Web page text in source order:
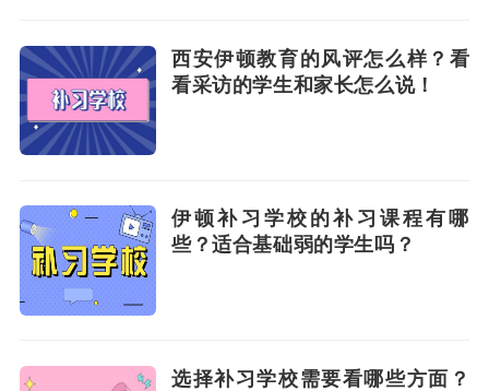
西安伊顿教育的风评怎么样？看
看采访的学生和家长怎么说！
伊顿补习学校的补习课程有哪
些？适合基础弱的学生吗？
选择补习学校需要看哪些方面？